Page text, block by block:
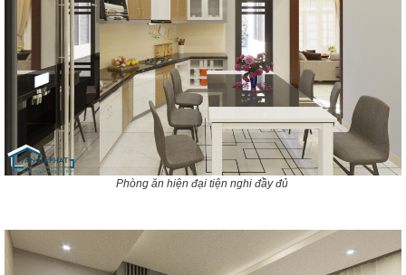
Phòng ăn hiện đại tiện nghi đầy đủ